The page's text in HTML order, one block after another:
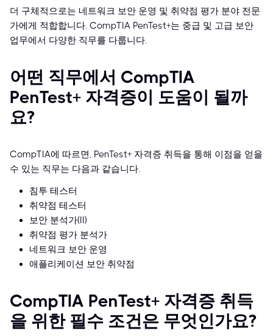
더 구체적으로는 네트워크 보안 운영 및 취약점 평가 분야 전문
가에게 적합합니다. CompTIA PenTest+는 중급 및 고급 보안
업무에서 다양한 직무를 다룹니다.
어떤 직무에서 CompTIA
PenTest+ 자격증이 도움이 될까
요?
CompTIA에 따르면, PenTest+ 자격증 취득을 통해 이점을 얻을
수 있는 직무는 다음과 같습니다.
침투 테스터
취약점 테스터
보안 분석가(II)
취약점 평가 분석가
네트워크 보안 운영
애플리케이션 보안 취약점
CompTIA PenTest+ 자격증 취득
을 위한 필수 조건은 무엇인가요?